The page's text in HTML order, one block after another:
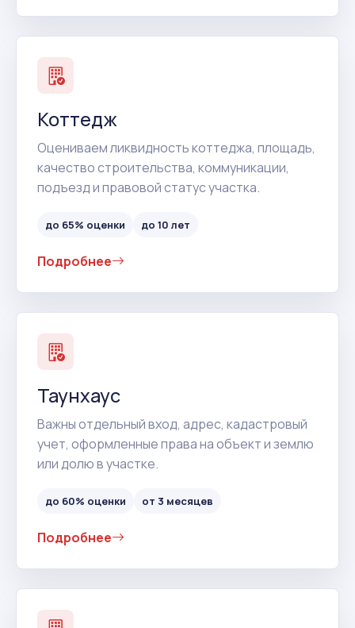
Коттедж
Оцениваем ликвидность коттеджа, площадь,
качество строительства, коммуникации,
подъезд и правовой статус участка.
до 65% оценки до 10 лет
Подробнее
Таунхаус
Важны отдельный вход, адрес, кадастровый
учет, оформленные права на объект и землю
или долю в участке.
до 60% оценки от 3 месяцев
Подробнее